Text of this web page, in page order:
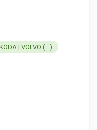
| VOLVO (...)